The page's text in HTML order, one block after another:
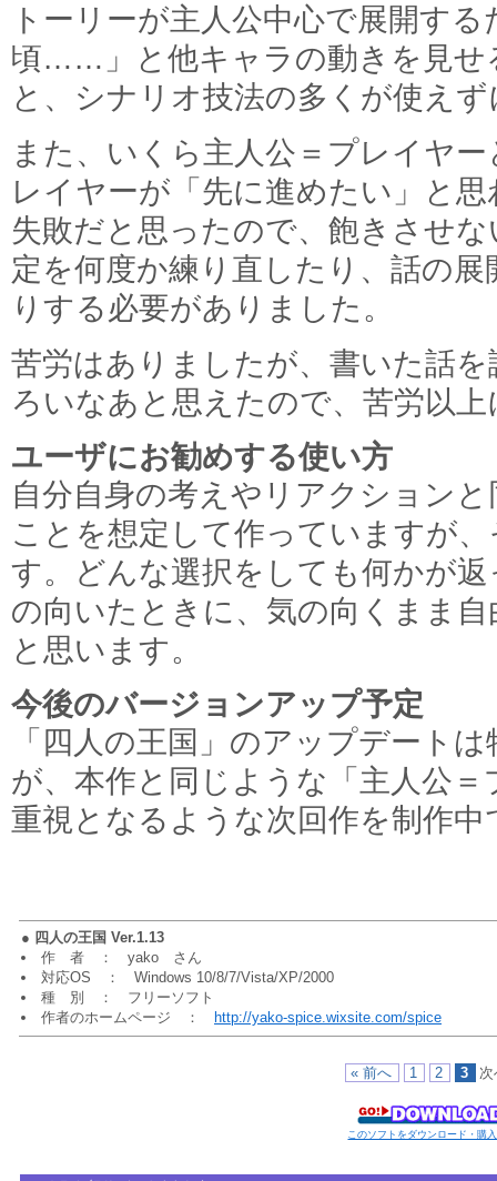
トーリーが主人公中心で展開す
頃……」と他キャラの動きを見せ
と、シナリオ技法の多くが使え
また、いくら主人公＝プレイヤ
レイヤーが「先に進めたい」と
失敗だと思ったので、飽きさせ
定を何度か練り直したり、話の
りする必要がありました。
苦労はありましたが、書いた話
ろいなあと思えたので、苦労以
ユーザにお勧めする使い方
自分自身の考えやリアクション
ことを想定して作っていますが
す。どんな選択をしても何かが
の向いたときに、気の向くまま
と思います。
今後のバージョンアップ予定
「四人の王国」のアップデート
が、本作と同じような「主人公
重視となるような次回作を制作中
● 四人の王国 Ver.1.13
作 者 ： yako さん
対応OS ： Windows 10/8/7/Vista/XP/2000
種 別 ： フリーソフト
作者のホームページ ：
http://yako-spice.wixsite.com/spice
« 前へ 1 2 3
このソフトをダウンロード・購